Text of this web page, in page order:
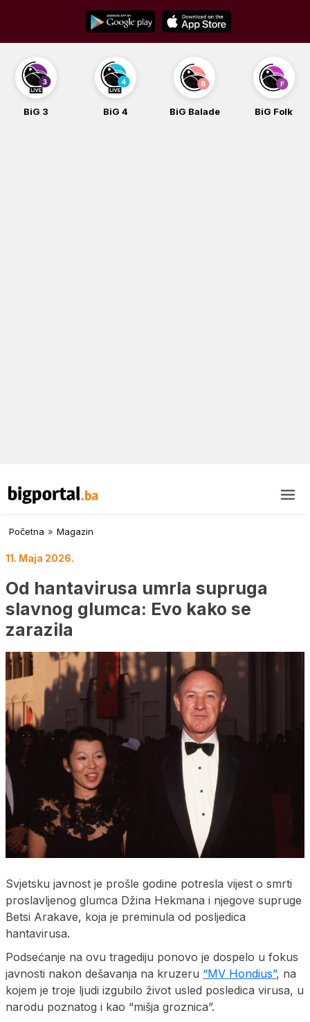
content
BiG 3 BiG 4 BiG Balade BiG Folk
Početna » Magazin
11. Maja 2026.
Od hantavirusa umrla supruga
slavnog glumca: Evo kako se
zarazila
Svjetsku javnost je prošle godine potresla vijest o smrti
proslavljenog glumca Džina Hekmana i njegove supruge
Betsi Arakave, koja je preminula od posljedica
hantavirusa.
Podsećanje na ovu tragediju ponovo je dospelo u fokus
javnosti nakon dešavanja na kruzeru “MV Hondius”, na
kojem je troje ljudi izgubilo život usled posledica virusa, u
narodu poznatog i kao “mišja groznica”.